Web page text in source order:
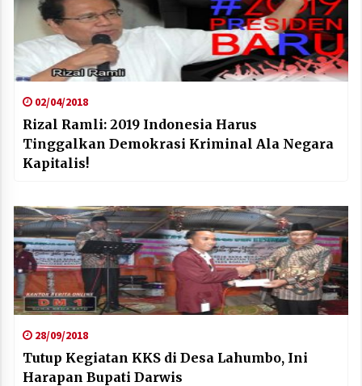
02/04/2018
Rizal Ramli: 2019 Indonesia Harus
Tinggalkan Demokrasi Kriminal Ala Negara
Kapitalis!
28/09/2018
Tutup Kegiatan KKS di Desa Lahumbo, Ini
Harapan Bupati Darwis